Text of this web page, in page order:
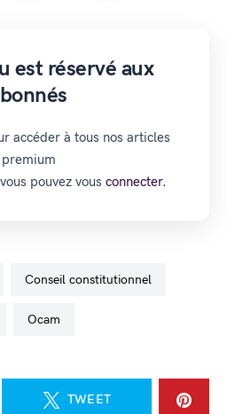
est réservé aux
accéder à tous nos articles
premium
pouvez vous connecter.
Conseil constitutionnel
Ocam
TWEET